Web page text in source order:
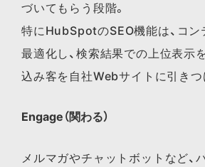
づいてもらう段階。
特にHubSpotのSEO機能は、コン
最適化し、検索結果での上位表示
込み客を自社Webサイトに引きつ
Engage（関わる）
メルマガやチャットボットなど、